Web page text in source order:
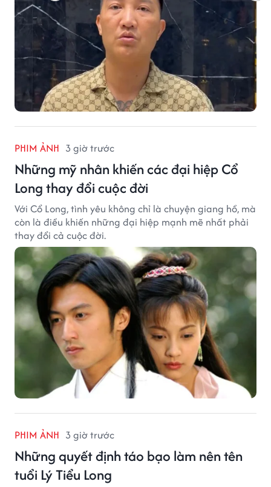
PHIM ẢNH 3 giờ trước
Những mỹ nhân khiến các đại hiệp Cổ
Long thay đổi cuộc đời
Với Cổ Long, tình yêu không chỉ là chuyện giang hồ, mà
còn là điều khiến những đại hiệp mạnh mẽ nhất phải
thay đổi cả cuộc đời.
PHIM ẢNH 3 giờ trước
Những quyết định táo bạo làm nên tên
tuổi Lý Tiểu Long